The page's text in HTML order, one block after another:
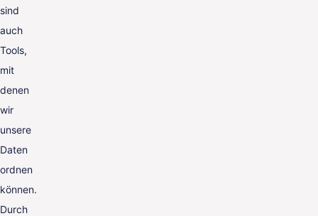
sind
auch
Tools,
mit
denen
wir
unsere
Daten
ordnen
können.
Durch